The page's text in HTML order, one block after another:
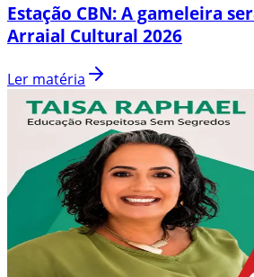
Estação CBN: A gameleira
Arraial Cultural 2026
Ler matéria